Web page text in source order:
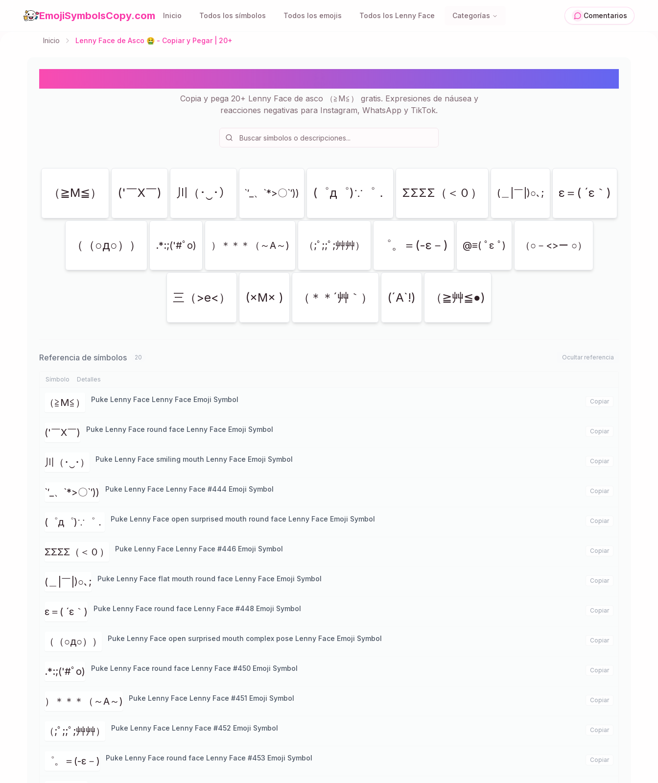
EmojiSymbolsCopy.com Inicio Todos los símbolos Todos los emojis Todos los Lenny Face Categorías Comentarios
Inicio Lenny Face de Asco 🤮 - Copiar y Pegar | 20+
Copia y pega 20+ Lenny Face de asco （≧M≦） gratis. Expresiones de náusea y
reacciones negativas para Instagram, WhatsApp y TikTok.
（≧M≦） ('￣X￣) 川（･‿･） `′_、`*>〇`′)) (゜д゜)∵゜． ΣΣΣΣ（＜０） (＿|￣|)○､; ε＝( ´ε｀)
（（○д○）） .*:;('#ﾟo) ）＊＊＊（～A～) （;ﾟ;;ﾟ;艸艸） ゜。＝(-ε－) @≡( ﾟε ﾟ) （○－<>ー ○）
三（>e<） (×M× ) （＊＊´艸｀） (´A`!) （≧艸≦●)
Referencia de símbolos 20 Ocultar referencia
Símbolo Detalles
（≧M≦） Puke Lenny Face Lenny Face Emoji Symbol Copiar
('￣X￣) Puke Lenny Face round face Lenny Face Emoji Symbol Copiar
川（･‿･） Puke Lenny Face smiling mouth Lenny Face Emoji Symbol Copiar
`′_、`*>〇`′)) Puke Lenny Face Lenny Face #444 Emoji Symbol Copiar
(゜д゜)∵゜． Puke Lenny Face open surprised mouth round face Lenny Face Emoji Symbol Copiar
ΣΣΣΣ（＜０） Puke Lenny Face Lenny Face #446 Emoji Symbol Copiar
(＿|￣|)○､; Puke Lenny Face flat mouth round face Lenny Face Emoji Symbol Copiar
ε＝( ´ε｀) Puke Lenny Face round face Lenny Face #448 Emoji Symbol Copiar
（（○д○）） Puke Lenny Face open surprised mouth complex pose Lenny Face Emoji Symbol Copiar
.*:;('#ﾟo) Puke Lenny Face round face Lenny Face #450 Emoji Symbol Copiar
）＊＊＊（～A～) Puke Lenny Face Lenny Face #451 Emoji Symbol Copiar
（;ﾟ;;ﾟ;艸艸） Puke Lenny Face Lenny Face #452 Emoji Symbol Copiar
゜。＝(-ε－) Puke Lenny Face round face Lenny Face #453 Emoji Symbol Copiar